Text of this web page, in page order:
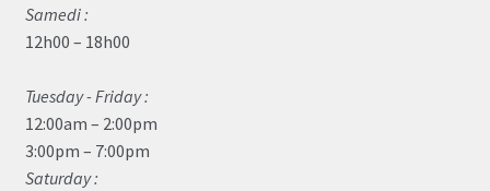
Samedi :
12h00 – 18h00
Tuesday - Friday :
12:00am – 2:00pm
3:00pm – 7:00pm
Saturday :